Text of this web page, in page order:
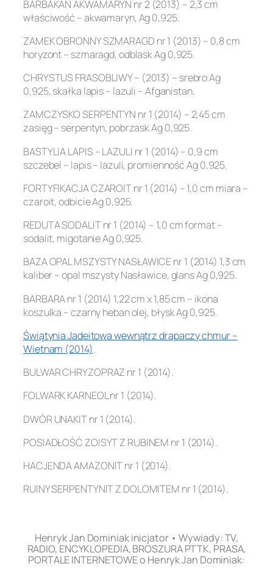
BARBAKAN AKWAMARYN nr 2 (2013) – 2,3 cm
właściwość – akwamaryn, Ag 0,925.
ZAMEK OBRONNY SZMARAGD nr 1 (2013) – 0,8 cm
horyzont – szmaragd, odblask Ag 0,925.
CHRYSTUS FRASOBLIWY – (2013) – srebro Ag
0,925, skałka lapis – lazuli – Afganistan.
ZAMCZYSKO SERPENTYN nr 1 (2014) – 2,45 cm
zasięg – serpentyn, pobrzask Ag 0,925.
BASTYLIA LAPIS – LAZULI nr 1 (2014) – 0,9 cm
szczebel – lapis – lazuli, promienność Ag 0,925.
FORTYFIKACJA CZAROIT nr 1 (2014) – 1,0 cm miara –
czaroit, odbicie Ag 0,925.
REDUTA SODALIT nr 1 (2014) – 1,0 cm format –
sodalit, migotanie Ag 0,925.
BAZA OPAL MSZYSTY NASŁAWICE nr 1 (2014) 1,3 cm
kaliber – opal mszysty Nasławice, glans Ag 0,925.
BARBARA nr 1 (2014) 1,22 cm x 1,85 cm – ikona
koszulka – czarny heban olej, błysk Ag 0,925.
Świątynia Jadeitowa wewnątrz drapaczy chmur –
Wietnam (2014).
BULWAR CHRYZOPRAZ nr 1 (2014).
FOLWARK KARNEOL nr 1 (2014).
DWÓR UNAKIT nr 1 (2014).
POSIADŁOŚĆ ZOISYT Z RUBINEM nr 1 (2014).
HACJENDA AMAZONIT nr 1 (2014).
RUINY SERPENTYNIT Z DOLOMITEM nr 1 (2014).
Henryk Jan Dominiak inicjator • Wywiady: TV,
RADIO, ENCYKLOPEDIA, BROSZURA PTTK, PRASA,
PORTALE INTERNETOWE o Henryk Jan Dominiak: